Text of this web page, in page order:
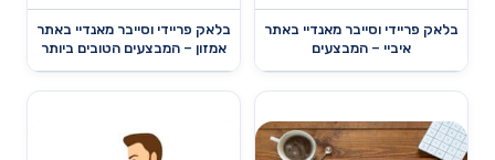
בלאק פריידי וסייבר מאנדיי באתר
איביי – המבצעים
בלאק פריידי וסייבר מאנדיי באתר
אמזון – המבצעים הטובים ביותר